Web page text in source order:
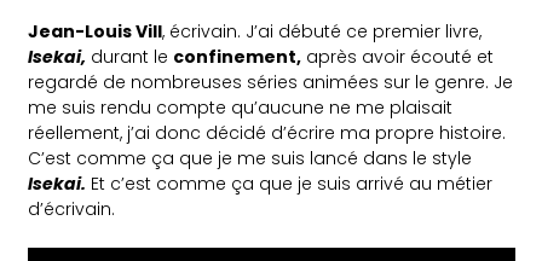
Jean-Louis Vill, écrivain. J’ai débuté ce premier livre,
Isekai, durant le confinement, après avoir écouté et
regardé de nombreuses séries animées sur le genre. Je
me suis rendu compte qu’aucune ne me plaisait
réellement, j’ai donc décidé d’écrire ma propre histoire.
C’est comme ça que je me suis lancé dans le style
Isekai. Et c’est comme ça que je suis arrivé au métier
d’écrivain.